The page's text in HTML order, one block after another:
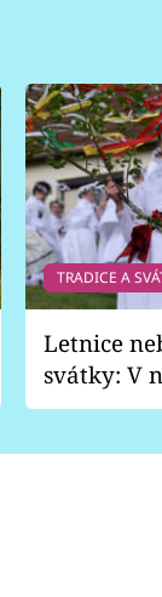
TRADICE A
Letnice
svátky: V
pondělí